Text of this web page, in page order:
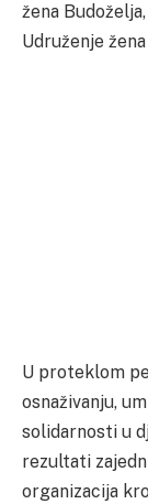
žena
Udruženje
U proteklom
osnaživanju,
solidarnosti u
rezultati
organizacija